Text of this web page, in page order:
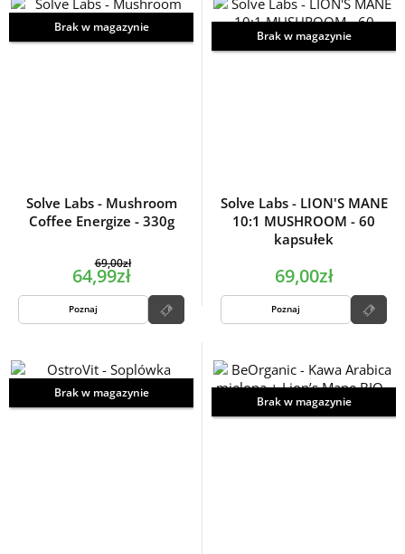
Brak w magazynie
Solve Labs - Mushroom
Coffee Energize - 330g
69,00zł
64,99zł
Poznaj
Brak w magazynie
Solve Labs - LION'S MANE
10:1 MUSHROOM - 60
kapsułek
69,00zł
Poznaj
Brak w magazynie
Brak w magazynie